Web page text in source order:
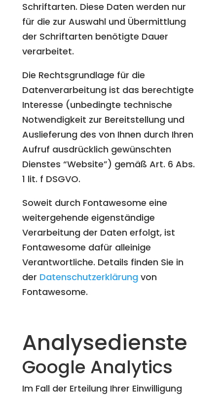
Schriftarten. Diese Daten werden nur
für die zur Auswahl und Übermittlung
der Schriftarten benötigte Dauer
verarbeitet.
Die Rechtsgrundlage für die
Datenverarbeitung ist das berechtigte
Interesse (unbedingte technische
Notwendigkeit zur Bereitstellung und
Auslieferung des von Ihnen durch Ihren
Aufruf ausdrücklich gewünschten
Dienstes “Website”) gemäß Art. 6 Abs.
1 lit. f DSGVO.
Soweit durch Fontawesome eine
weitergehende eigenständige
Verarbeitung der Daten erfolgt, ist
Fontawesome dafür alleinige
Verantwortliche. Details finden Sie in
der Datenschutzerklärung von
Fontawesome.
Analysedienste
Google Analytics
Im Fall der Erteilung Ihrer Einwilligung